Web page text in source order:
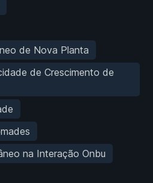
de Nova Planta
de Crescimento de
na Interação Onbu